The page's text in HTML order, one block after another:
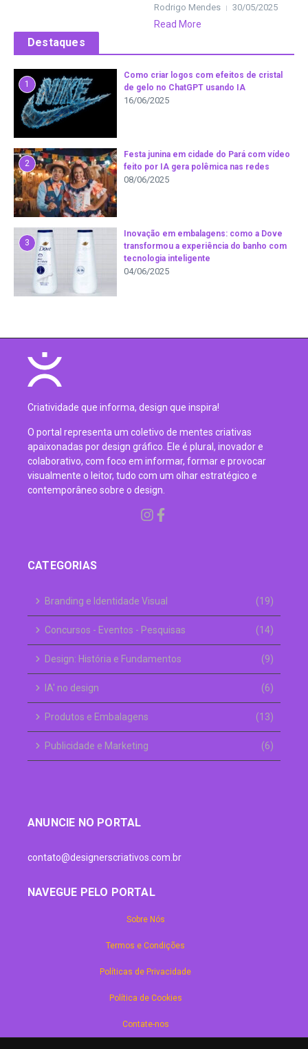
Rodrigo Mendes 30/05/2025
Read More
Destaques
1
Como criar logos com efeitos de cristal
de gelo no ChatGPT usando IA
16/06/2025
2
Festa junina em cidade do Pará com vídeo
feito por IA gera polêmica nas redes
08/06/2025
3
Inovação em embalagens: como a Dove
transformou a experiência do banho com
tecnologia inteligente
04/06/2025
Criatividade que informa, design que inspira!
O portal representa um coletivo de mentes criativas
apaixonadas por design gráfico. Ele é plural, inovador e
colaborativo, com foco em informar, formar e provocar
visualmente o leitor, tudo com um olhar estratégico e
contemporâneo sobre o design.
CATEGORIAS
Branding e Identidade Visual (19)
Concursos - Eventos - Pesquisas (14)
Design: História e Fundamentos (9)
IA' no design (6)
Produtos e Embalagens (13)
Publicidade e Marketing (6)
ANUNCIE NO PORTAL
contato@designerscriativos.com.br
NAVEGUE PELO PORTAL
Sobre Nós
Termos e Condições
Políticas de Privacidade
Política de Cookies
Contate-nos